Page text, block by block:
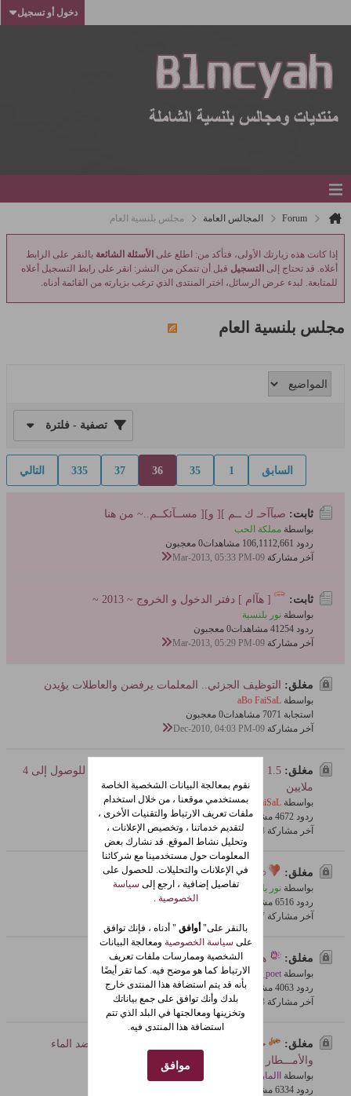
دخول أو تسجيل
Forum المجالس العامة مجلس بلنسية العام
إذا كانت هذه زيارتك الأولى، فتأكد من: اطلع على الأسئلة الشائعة بالنقر على الرابط
أعلاه. قد تحتاج إلى التسجيل قبل أن تتمكن من النشر: انقر على رابط التسجيل أعلاه
للمتابعة. لبدء عرض الرسائل، اختر المنتدى الذي ترغب بزيارته من القائمة أدناه.
مجلس بلنسية العام
تصفية - فلترة
السابق 1
35
36
37
335 التالي
ثابت: صبآآحـ ك ــم ][ و][ مســآئكــم..~ من هنا
بواسطة مملكة الحب
ردود 2,661
106,111 مشاهدات
0 معجبون
آخر مشاركة 09-Mar-2013, 05:33 PM
ثابت: [ هآام ] دفتر الدخول و الخروج ~ 2013 ~
بواسطة نور بلنسية
ردود 54
412 مشاهدات
0 معجبون
آخر مشاركة 09-Mar-2013, 05:29 PM
مغلق: التوظيف الجزئي.. المعلمات يرفضن والعاطلات يؤيدن
بواسطة aBo FaiSaL
استجابة 1
707 مشاهدات
0 معجبون
آخر مشاركة 09-Dec-2010, 04:03 PM
مغلق:
1.5 مليون عانس في المملكة والعدد مرشح للوصول إلى 4
ملايين
بواسطة aBo FaiSaL
ردود 2
467 مشاهدات
0 معجبون
آخر مشاركة 08-Dec-2010, 05:39 PM
مغلق: ○~ كل انسان له شبيه روحي ~○
بواسطة نور بلنسية
ردود 6
651 مشاهدات
آخر مشاركة 07-Dec-2010, 11:47 AM
مغلق: هل أنت مدير أم مهندس؟؟
بواسطة died_poet
ردود 3
406 مشاهدات
0 معجبون
آخر مشاركة 03-Dec-2010, 10:32 PM
مغلق:
خبر عاجل /اكبر ساعة في العالم ليست ضد الماء
والأمـــطار عطلتها ..
بواسطة
االمارد
ردود 4
633 مشاهدات
نقوم بمعالجة البيانات الشخصية الخاصة
بمستخدمي موقعنا ، من خلال استخدام
ملفات تعريف الارتباط والتقنيات الأخرى ،
لتقديم خدماتنا ، وتخصيص الإعلانات ،
وتحليل نشاط الموقع. قد نشارك بعض
المعلومات حول مستخدمينا مع شركائنا
في الإعلانات والتحليلات. للحصول على
تفاصيل إضافية ، ارجع إلى سياسة
الخصوصية .
بالنقر على" أوافق " أدناه ، فإنك توافق
على سياسة الخصوصية ومعالجة البيانات
الشخصية وممارسات ملفات تعريف
الارتباط كما هو موضح فيه. كما تقر أيضًا
بأنه قد يتم استضافة هذا المنتدى خارج
بلدك وأنك توافق على جمع بياناتك
وتخزينها ومعالجتها في البلد الذي تتم
استضافة هذا المنتدى فيه.
موافق